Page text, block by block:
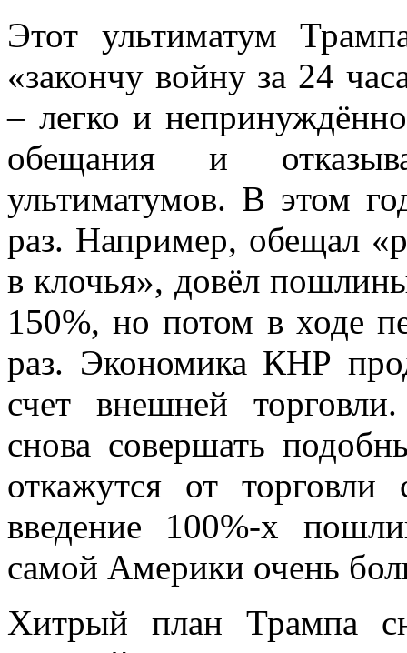
Этот ультиматум
«закончу войну за 24
– легко и
обещания и
ультиматумов. В этом
раз. Например, обещал
в клочья», довёл
150%, но потом в ходе
раз. Экономика КНР
счет внешней
снова совершать
откажутся от
введение 100%-х
самой Америки очень
Хитрый план Трампа